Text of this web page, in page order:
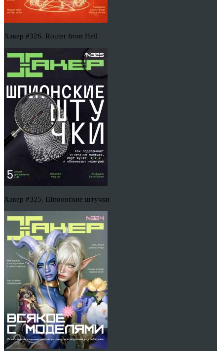
Хакер #326. Router from Hell
Хакер #325. Шпионские штучки